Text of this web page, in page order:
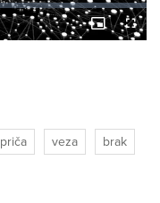
priča veza brak